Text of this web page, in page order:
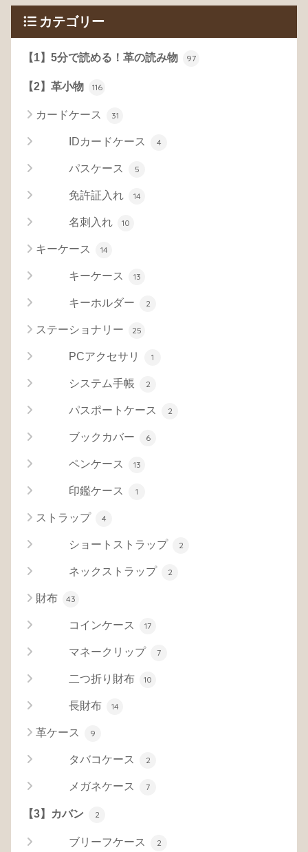
カテゴリー
【1】5分で読める！革の読み物 97
【2】革小物 116
カードケース 31
IDカードケース 4
パスケース 5
免許証入れ 14
名刺入れ 10
キーケース 14
キーケース 13
キーホルダー 2
ステーショナリー 25
PCアクセサリ 1
システム手帳 2
パスポートケース 2
ブックカバー 6
ペンケース 13
印鑑ケース 1
ストラップ 4
ショートストラップ 2
ネックストラップ 2
財布 43
コインケース 17
マネークリップ 7
二つ折り財布 10
長財布 14
革ケース 9
タバコケース 2
メガネケース 7
【3】カバン 2
ブリーフケース 2